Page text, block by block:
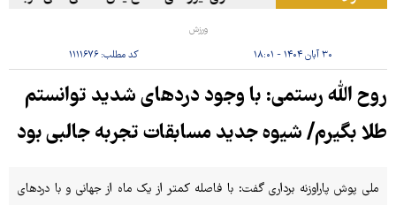
ورزش
۳۰ آبان ۱۴۰۴ - ۱۸:۰۱ کد مطلب:۱۱۱۱۶۷۶
روح الله رستمی: با وجود دردهای شدید توانستم
طلا بگیرم/ شیوه جدید مسابقات تجربه جالبی بود
ملی پوش پاراوزنه برداری گفت: با فاصله کمتر از یک ماه از جهانی و با دردهای